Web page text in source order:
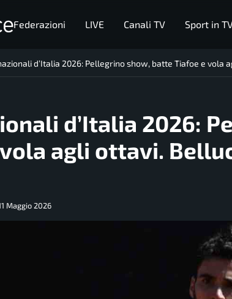
Federazioni LIVE Canali TV Sport in
d’Italia 2026: Pellegrino show, batte Tiafoe e vola
d’Italia 2026:
agli ottavi.
Maggio 2026